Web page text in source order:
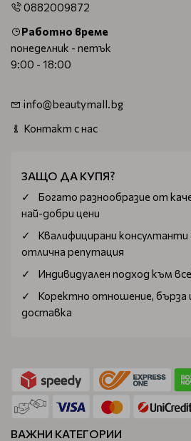
0882009872
Работно време
понеделник - петък
9:00 - 18:00
info@beautymall.bg
Контакт с нас
ЗАЩО ДА КУПЯ?
Богатo разнообразие от
най-добри цени
Квалифицирани
отлична репутация
Индивидуален подход към
Коректно отношение, бърза
доставка
ВАЖНИ КАТЕГОРИИ